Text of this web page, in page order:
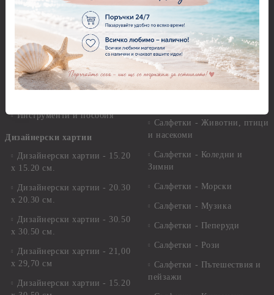
Варак, Шлак метал, Фолио,
Лакове и защитни покрития
Лепила
Краклета и медиуми
Инструменти и пособия
Дизайнерски хартии
Дизайнерски хартии - 15.20
х 15.20 см.
Дизайнерски хартии - 20.30
х 20.30 см.
Дизайнерски хартии - 30.50
х 30.50 см.
Дизайнерски хартии - 21,00
х 29,70 см
Дизайнерски хартии - 15.20
Моливи, акварелни
комплекти
Свещи
Салфетки
Салфетки - Великден
Салфетки - Животни, птици
и насекоми
Салфетки - Коледни и
Зимни
Салфетки - Морски
Салфетки - Музика
Салфетки - Пеперуди
Салфетки - Рози
Салфетки - Пътешествия и
пейзажи